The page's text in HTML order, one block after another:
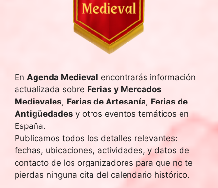
En Agenda Medieval encontrarás información
actualizada sobre Ferias y Mercados
Medievales, Ferias de Artesanía, Ferias de
Antigüedades y otros eventos temáticos en
España.
Publicamos todos los detalles relevantes:
fechas, ubicaciones, actividades, y datos de
contacto de los organizadores para que no te
pierdas ninguna cita del calendario histórico.